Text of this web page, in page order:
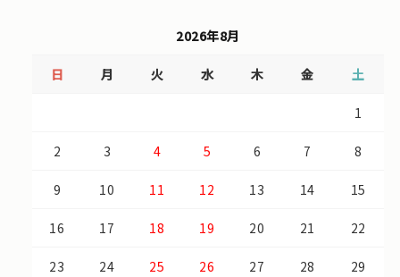
2026年8月
日 月 火 水 木 金 土
1
2 3 4 5 6 7 8
9 10 11 12 13 14 15
16 17 18 19 20 21 22
23 24 25 26 27 28 29